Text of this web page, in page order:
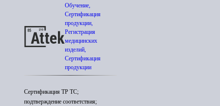
Обучение,
Сертификация
продукции,
Регистрация
медицинских
изделий,
Сертификация
продукции
Сертификация ТР ТС;
подтверждение соответствия;